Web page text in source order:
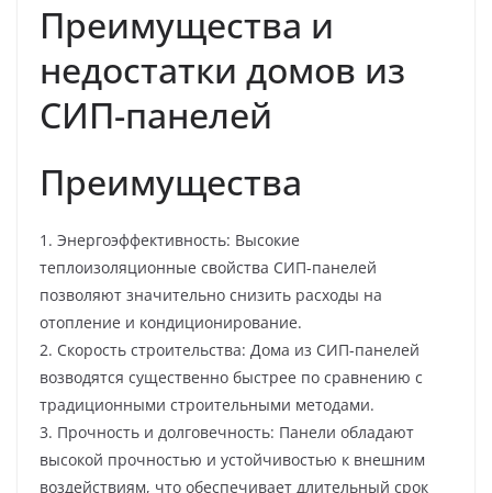
Преимущества и
недостатки домов из
СИП-панелей
Преимущества
1. Энергоэффективность: Высокие
теплоизоляционные свойства СИП-панелей
позволяют значительно снизить расходы на
отопление и кондиционирование.
2. Скорость строительства: Дома из СИП-панелей
возводятся существенно быстрее по сравнению с
традиционными строительными методами.
3. Прочность и долговечность: Панели обладают
высокой прочностью и устойчивостью к внешним
воздействиям, что обеспечивает длительный срок